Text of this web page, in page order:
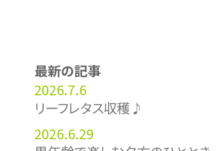
最新の記事
2026.7.6
リーフレタス収穫♪
2026.6.29